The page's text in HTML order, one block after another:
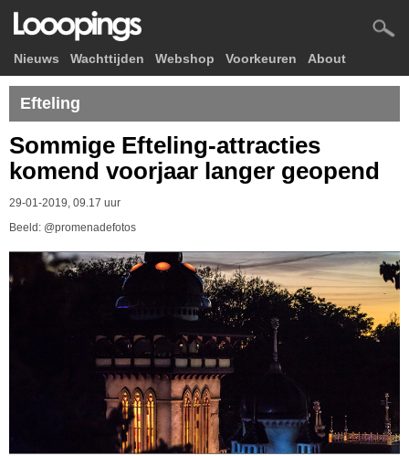
Nieuws Wachttijden Webshop Voorkeuren About
Efteling
Sommige Efteling-attracties
komend voorjaar langer geopend
29-01-2019, 09.17 uur
Beeld: @promenadefotos